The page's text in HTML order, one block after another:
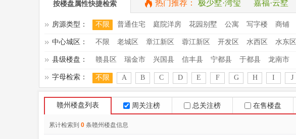
热门推荐： 极少墅·湾玺 嘉福·云墅
按楼盘属性快捷检索
房源类型： 不限 普通住宅 庭院洋房 花园别墅 公寓 写字楼 商铺
中心城区： 不限 老城区 章江新区 蓉江新区 开发区 水西区 水东区
县级楼盘： 赣县区 瑞金市 兴国县 信丰县 宁都县 于都县 龙南市
字母检索： 不限 A B C D E F G H I J
赣州楼盘列表 周关注榜 总关注榜 在售楼盘
累计检索到 0 条赣州楼盘信息